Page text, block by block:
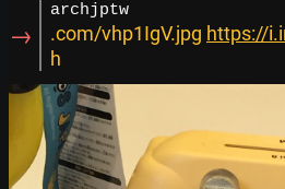
→
archjptw
.com/vhp1IgV.jpg https://
h